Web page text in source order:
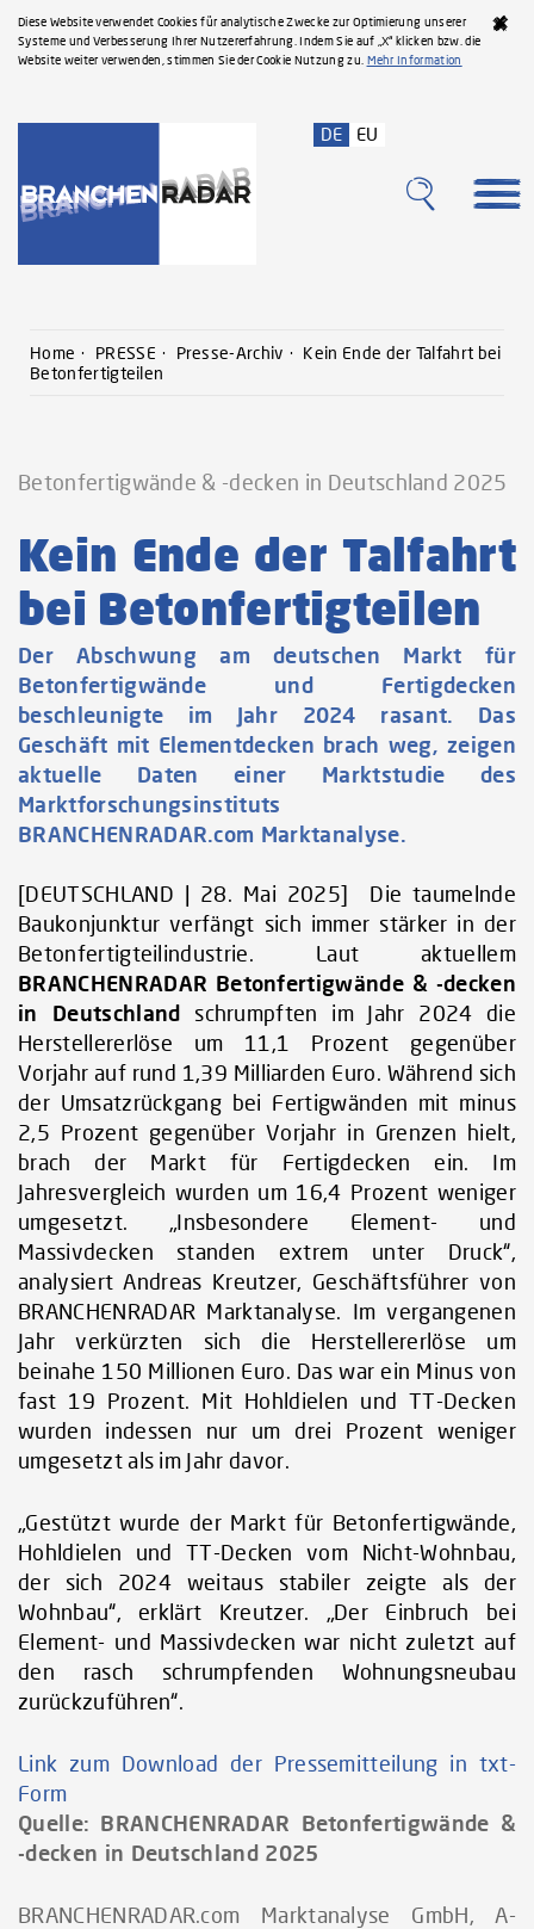
Diese Website verwendet Cookies für analytische Zwecke zur Optimierung unserer
Systeme und Verbesserung Ihrer Nutzererfahrung. Indem Sie auf „X“ klicken bzw. die
Website weiter verwenden, stimmen Sie der Cookie Nutzung zu. Mehr Information
DE EU
Home PRESSE Presse-Archiv
Kein Ende der Talfahrt bei
Betonfertigteilen
Betonfertigwände & -decken in Deutschland 2025
Kein Ende der Talfahrt
bei Betonfertigteilen
Der Abschwung am deutschen Markt für
Betonfertigwände und Fertigdecken
beschleunigte im Jahr 2024 rasant. Das
Geschäft mit Elementdecken brach weg, zeigen
aktuelle Daten einer Marktstudie des
Marktforschungsinstituts
BRANCHENRADAR.com Marktanalyse.
[DEUTSCHLAND | 28. Mai 2025] Die taumelnde
Baukonjunktur verfängt sich immer stärker in der
Betonfertigteilindustrie. Laut aktuellem
BRANCHENRADAR Betonfertigwände & -decken
in Deutschland schrumpften im Jahr 2024 die
Herstellererlöse um 11,1 Prozent gegenüber
Vorjahr auf rund 1,39 Milliarden Euro. Während sich
der Umsatzrückgang bei Fertigwänden mit minus
2,5 Prozent gegenüber Vorjahr in Grenzen hielt,
brach der Markt für Fertigdecken ein. Im
Jahresvergleich wurden um 16,4 Prozent weniger
umgesetzt. „Insbesondere Element- und
Massivdecken standen extrem unter Druck“,
analysiert Andreas Kreutzer, Geschäftsführer von
BRANCHENRADAR Marktanalyse. Im vergangenen
Jahr verkürzten sich die Herstellererlöse um
beinahe 150 Millionen Euro. Das war ein Minus von
fast 19 Prozent. Mit Hohldielen und TT-Decken
wurden indessen nur um drei Prozent weniger
umgesetzt als im Jahr davor.
„Gestützt wurde der Markt für Betonfertigwände,
Hohldielen und TT-Decken vom Nicht-Wohnbau,
der sich 2024 weitaus stabiler zeigte als der
Wohnbau“, erklärt Kreutzer. „Der Einbruch bei
Element- und Massivdecken war nicht zuletzt auf
den rasch schrumpfenden Wohnungsneubau
zurückzuführen“.
Link zum Download der Pressemitteilung in txt-
Form
Quelle: BRANCHENRADAR Betonfertigwände &
-decken in Deutschland 2025
BRANCHENRADAR.com Marktanalyse GmbH, A-